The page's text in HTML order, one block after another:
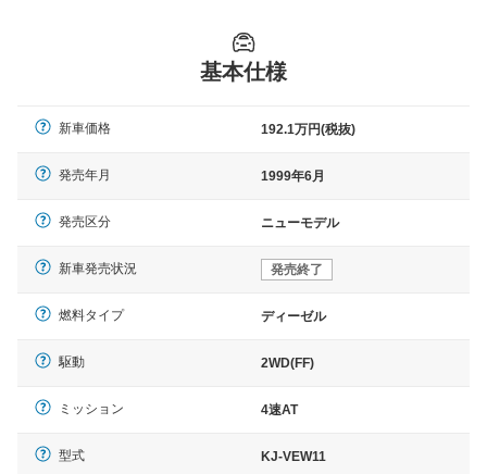
基本仕様
新車価格 192.1万円(税抜)
発売年月 1999年6月
発売区分 ニューモデル
新車発売状況 発売終了
燃料タイプ ディーゼル
駆動 2WD(FF)
ミッション 4速AT
型式 KJ-VEW11